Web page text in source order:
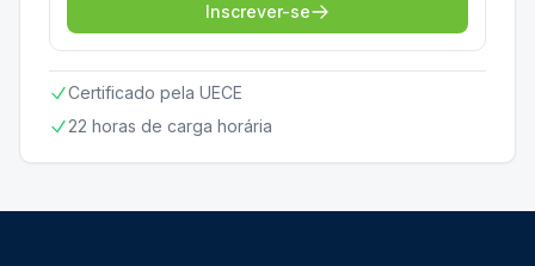
Inscrever-se
Certificado pela UECE
22 horas de carga horária